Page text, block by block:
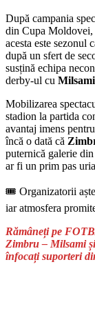
După campania
din Cupa Moldovei,
acesta este
după un sfert de
susțină echipa
derby-ul cu Milsami
Mobilizarea
stadion la partida
avantaj imens
încă o dată că
puternică galerie
ar fi un prim pas
🎟️ Organizatorii
iar atmosfera
Rămâneți pe
Zimbru – Milsami
înfocați suporteri